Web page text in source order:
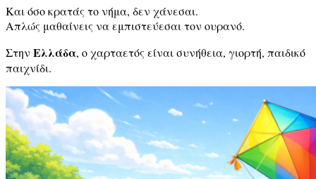
Και όσο κρατάς το νήμα, δεν χάνεσαι.
Απλώς μαθαίνεις να εμπιστεύεσαι τον ουρανό.
Στην Ελλάδα, ο χαρταετός είναι συνήθεια, γιορτή, παιδικό
παιχνίδι.